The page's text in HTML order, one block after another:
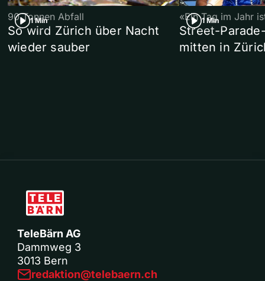
1 Min
90 Tonnen Abfall
So wird Zürich über Nacht
wieder sauber
1 Min
«Ein Tag im Jahr
Street-
mitten in
TeleBärn AG
Dammweg 3
3013 Bern
redaktion@telebaern.ch